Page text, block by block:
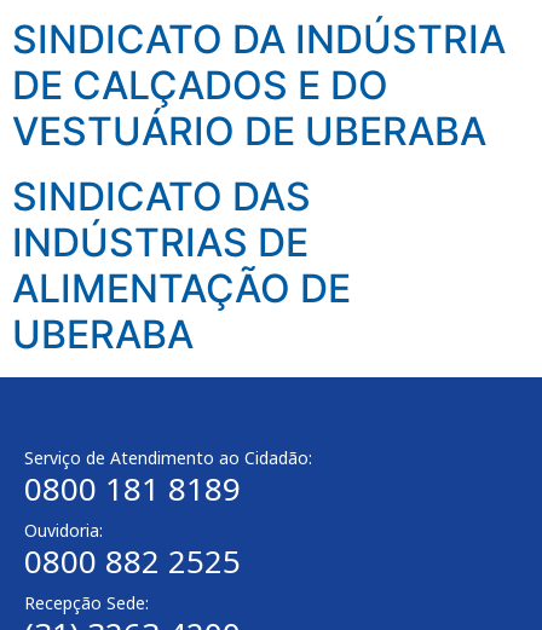
SINDICATO DA INDÚSTRIA
DE CALÇADOS E DO
VESTUÁRIO DE UBERABA
SINDICATO DAS
INDÚSTRIAS DE
ALIMENTAÇÃO DE
UBERABA
Serviço de Atendimento ao Cidadão:
0800 181 8189
Ouvidoria:
0800 882 2525​
Recepção Sede: